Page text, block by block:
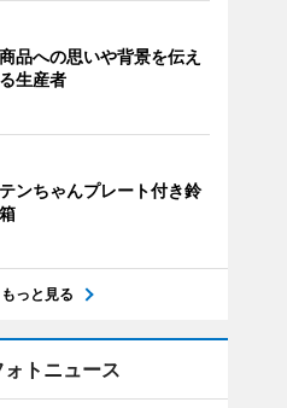
商品への思いや背景を伝え
る生産者
テンちゃんプレート付き鈴
箱
もっと見る
トニュース